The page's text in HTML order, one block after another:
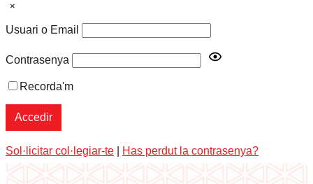
×
Usuari o Email
Contrasenya
Recorda'm
Sol·licitar col·legiar-te Has perdut la contrasenya?